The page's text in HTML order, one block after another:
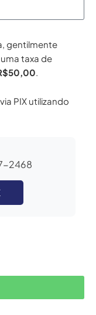
gentilmente
taxa de
.
PIX utilizando
2468